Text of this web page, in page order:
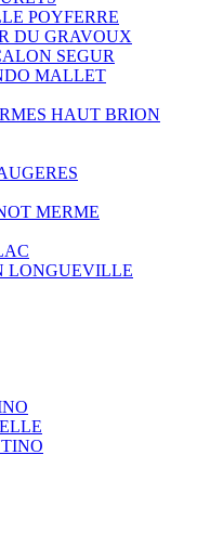
POYFERRE
DU GRAVOUX
SEGUR
MALLET
HAUT BRION
MERME
LONGUEVILLE